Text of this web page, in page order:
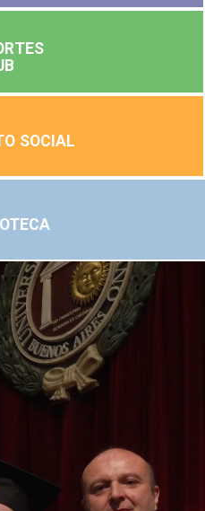
SOCIAL